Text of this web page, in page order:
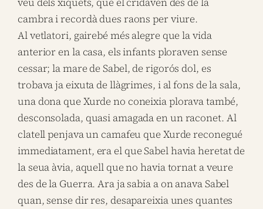
cambra i recordà dues raons per viure.
Al vetlatori, gairebé més alegre que la vida
anterior en la casa, els infants ploraven sense
cessar; la mare de Sabel, de rigorós dol, es
trobava ja eixuta de llàgrimes, i al fons de la sala,
una dona que Xurde no coneixia plorava també,
desconsolada, quasi amagada en un raconet. Al
clatell penjava un camafeu que Xurde reconegué
immediatament, era el que Sabel havia heretat de
la seua àvia, aquell que no havia tornat a veure
des de la Guerra. Ara ja sabia a on anava Sabel
quan, sense dir res, desapareixia unes quantes